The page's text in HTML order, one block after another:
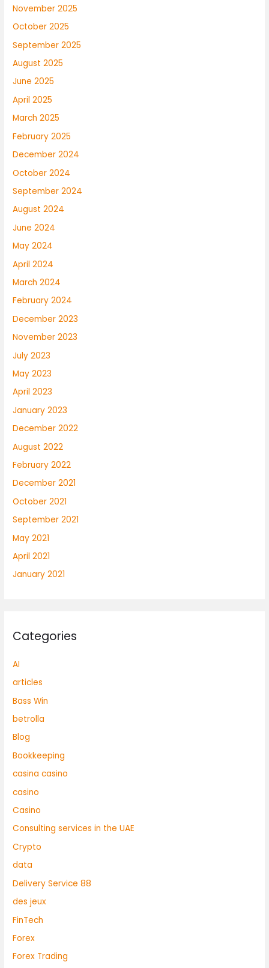
November 2025
October 2025
September 2025
August 2025
June 2025
April 2025
March 2025
February 2025
December 2024
October 2024
September 2024
August 2024
June 2024
May 2024
April 2024
March 2024
February 2024
December 2023
November 2023
July 2023
May 2023
April 2023
January 2023
December 2022
August 2022
February 2022
December 2021
October 2021
September 2021
May 2021
April 2021
January 2021
Categories
AI
articles
Bass Win
betrolla
Blog
Bookkeeping
casina casino
casino
Casino
Consulting services in the UAE
Crypto
data
Delivery Service 88
des jeux
FinTech
Forex
Forex Trading